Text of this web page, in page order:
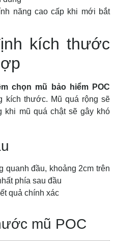
năng cao cấp khi mới bắt
kích thước
chọn mũ bảo hiểm POC
kích thước. Mũ quá rộng sẽ
khi mũ quá chật sẽ gây khó
quanh đầu, khoảng 2cm trên
phía sau đầu
quả chính xác
mũ POC